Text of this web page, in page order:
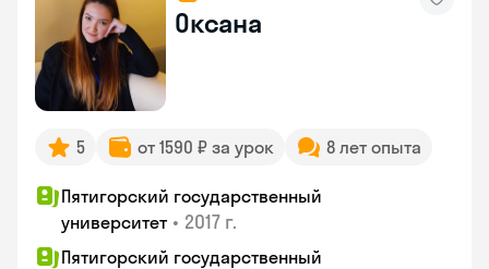
Оксана
5 от 1590 ₽ за урок 8 лет опыта
Пятигорский государственный
университет • 2017 г.
Пятигорский государственный